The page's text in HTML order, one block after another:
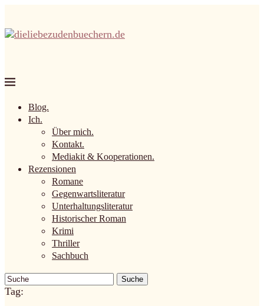
Blog.
Ich.
Über mich.
Kontakt.
Mediakit & Kooperationen.
Rezensionen
Romane
Gegenwartsliteratur
Unterhaltungsliteratur
Historischer Roman
Krimi
Thriller
Sachbuch
Suche
Tag: